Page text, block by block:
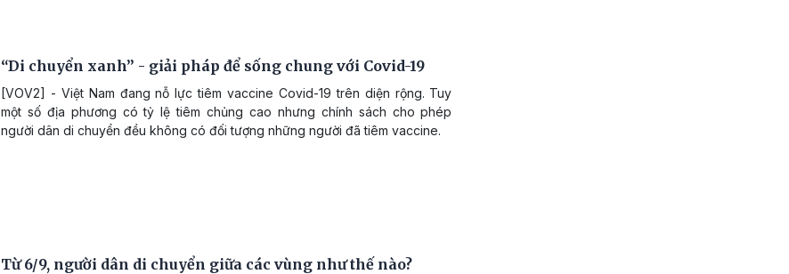
“Di chuyển xanh” - giải pháp để sống chung với Covid-19
[VOV2] - Việt Nam đang nỗ lực tiêm vaccine Covid-19 trên diện rộng. Tuy
một số địa phương có tỷ lệ tiêm chủng cao nhưng chính sách cho phép
người dân di chuyển đều không có đối tượng những người đã tiêm vaccine.
Từ 6/9, người dân di chuyển giữa các vùng như thế nào?